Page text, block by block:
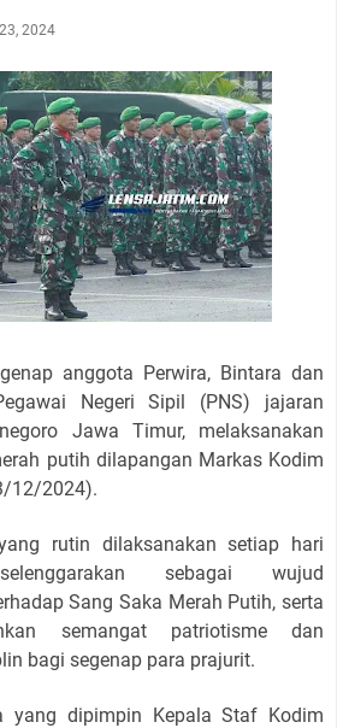
2024
anggota Perwira, Bintara dan
Negeri Sipil (PNS) jajaran
Jawa Timur, melaksanakan
putih dilapangan Markas Kodim
12/2024).
rutin dilaksanakan setiap hari
sebagai wujud
Sang Saka Merah Putih, serta
semangat patriotisme dan
bagi segenap para prajurit.
yang dipimpin Kepala Staf Kodim